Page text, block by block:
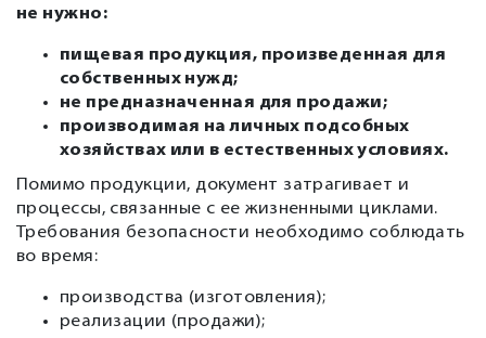
не нужно:
пищевая продукция, произведенная для
собственных нужд;
не предназначенная для продажи;
производимая на личных подсобных
хозяйствах или в естественных условиях.
Помимо продукции, документ затрагивает и
процессы, связанные с ее жизненными циклами.
Требования безопасности необходимо соблюдать
во время:
производства (изготовления);
реализации (продажи);